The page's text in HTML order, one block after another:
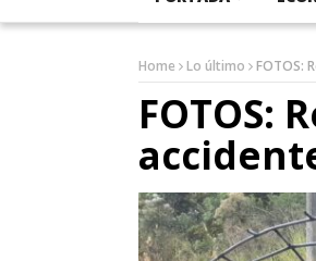
Home Lo último FOTOS:
FOTOS: